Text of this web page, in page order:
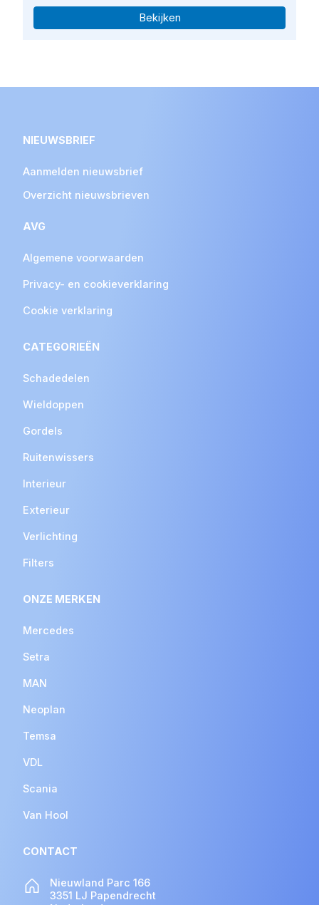
Bekijken
NIEUWSBRIEF
Aanmelden nieuwsbrief
Overzicht nieuwsbrieven
AVG
Algemene voorwaarden
Privacy- en cookieverklaring
Cookie verklaring
CATEGORIEËN
Schadedelen
Wieldoppen
Gordels
Ruitenwissers
Interieur
Exterieur
Verlichting
Filters
ONZE MERKEN
Mercedes
Setra
MAN
Neoplan
Temsa
VDL
Scania
Van Hool
CONTACT
Nieuwland Parc 166
3351 LJ Papendrecht